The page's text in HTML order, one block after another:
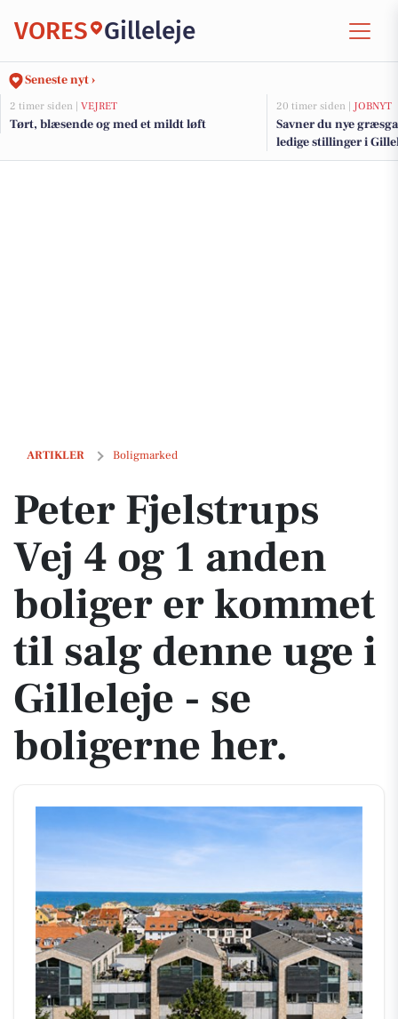
VORES Gilleleje
Seneste nyt ›
2 timer siden | VEJRET
Tørt, blæsende og med et mildt løft
20 timer siden | JOBNYT
Savner du nye
ledige stillinger i
ARTIKLER Boligmarked
Peter Fjelstrups Vej 4 og 1 anden boliger er kommet til salg denne
Peter Fjelstrups
Vej 4 og 1 anden
boliger er kommet
til salg denne uge i
Gilleleje - se
boligerne her.